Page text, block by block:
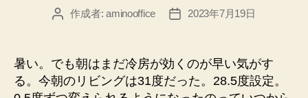
投
作成者:aminooffice
投
2023年7月19日
暑い。でも朝はまだ冷房が効くのが早い気がす
る。今朝のリビングは31度だった。28.5度設定。